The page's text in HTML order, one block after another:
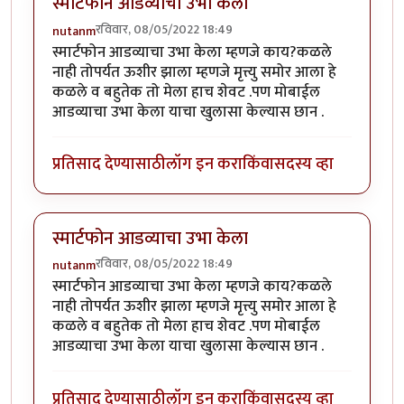
nutanmरविवार, 08/05/2022 18:49
स्मार्टफोन आडव्याचा उभा केला म्हणजे काय?कळले
नाही तोपर्यत ऊशीर झाला म्हणजे मृत्त्यु समोर आला हे
कळले व बहुतेक तो मेला हाच शेवट .पण मोबाईल
आडव्याचा उभा केला याचा खुलासा केल्यास छान .
प्रतिसाद देण्यासाठीलॉग इन कराकिंवासदस्य व्हा
स्मार्टफोन आडव्याचा उभा केला
nutanmरविवार, 08/05/2022 18:49
स्मार्टफोन आडव्याचा उभा केला म्हणजे काय?कळले
नाही तोपर्यत ऊशीर झाला म्हणजे मृत्त्यु समोर आला हे
कळले व बहुतेक तो मेला हाच शेवट .पण मोबाईल
आडव्याचा उभा केला याचा खुलासा केल्यास छान .